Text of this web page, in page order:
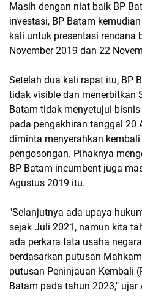
Masih dengan niat baik BP
investasi, BP Batam
kali untuk presentasi rencana
November 2019 dan 22
Setelah dua kali rapat itu, BP
tidak visible dan menerbitkan
Batam tidak menyetujui
pada pengakhiran tanggal 20
diminta menyerahkan
pengosongan. Pihaknya
BP Batam incumbent juga
Agustus 2019 itu.
"Selanjutnya ada upaya
sejak Juli 2021, namun kita
ada perkara tata usaha
berdasarkan putusan
putusan Peninjauan Kembali
Batam pada tahun 2023," ujar